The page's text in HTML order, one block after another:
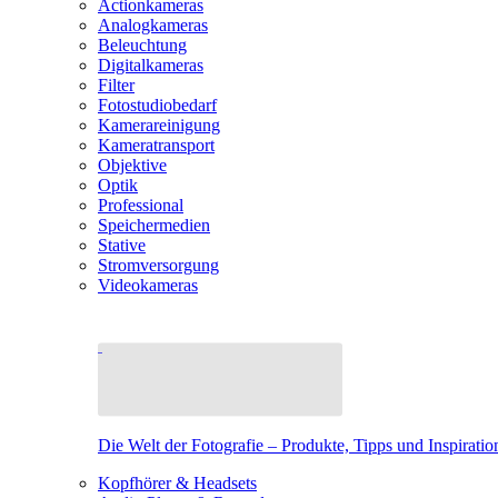
Actionkameras
Analogkameras
Beleuchtung
Digitalkameras
Filter
Fotostudiobedarf
Kamerareinigung
Kameratransport
Objektive
Optik
Professional
Speichermedien
Stative
Stromversorgung
Videokameras
Die Welt der Fotografie – Produkte, Tipps und
Kopfhörer & Headsets